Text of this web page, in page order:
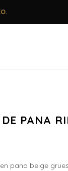
PANA
pana beige